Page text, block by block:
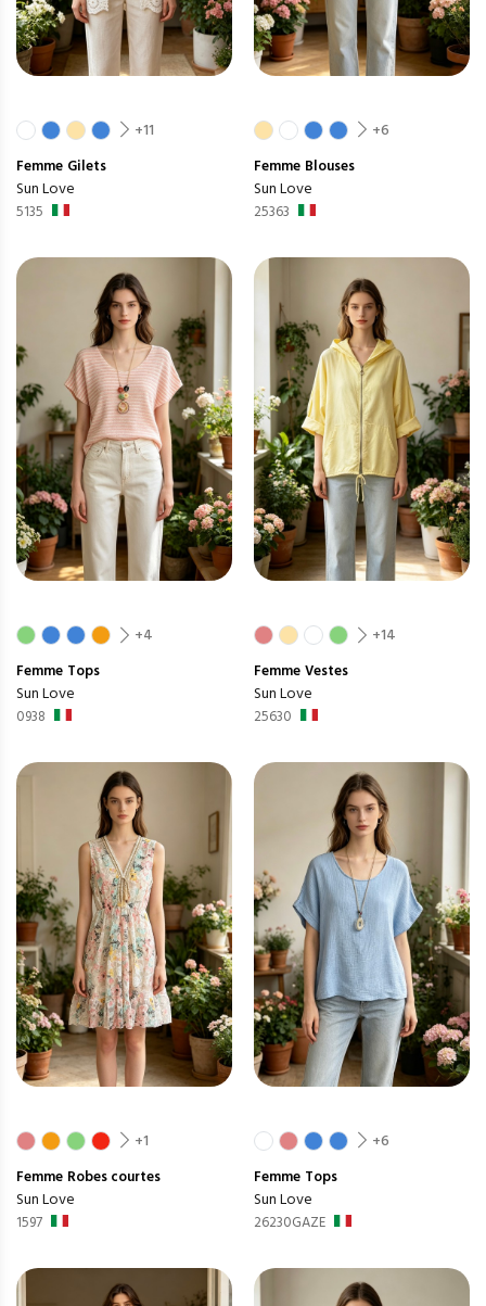
+11
Femme Gilets
Sun Love
5135
+6
Femme Blouses
Sun Love
25363
+4
Femme Tops
Sun Love
0938
+14
FemmeVestes
Sun Love
25630
+1
Femme Robes courtes
Sun Love
1597
+6
Femme Tops
Sun Love
26230GAZE